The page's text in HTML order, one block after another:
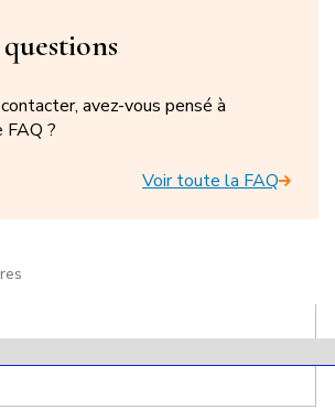
avez-vous pensé à
?
Voir toute la FAQ